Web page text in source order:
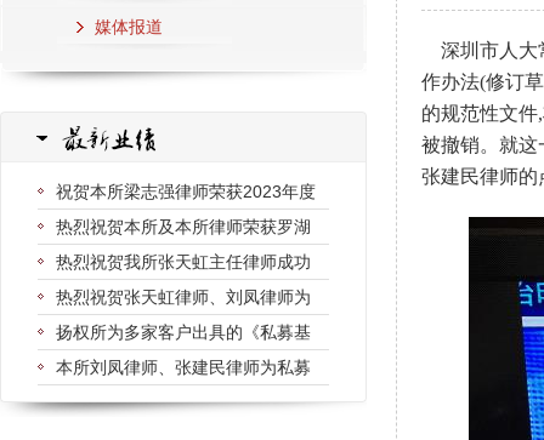
媒体报道
祝贺本所梁志强律师荣获2023年度
热烈祝贺本所及本所律师荣获罗湖
热烈祝贺我所张天虹主任律师成功
热烈祝贺张天虹律师、刘凤律师为
扬权所为多家客户出具的《私募基
本所刘凤律师、张建民律师为私募
深圳市人大
作办法(修订
的规范性文
被撤销。就这
张建民律师的